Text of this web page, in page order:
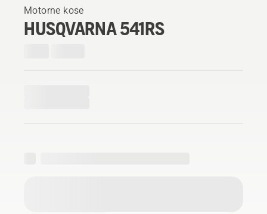
Motorne kose
HUSQVARNA 541RS